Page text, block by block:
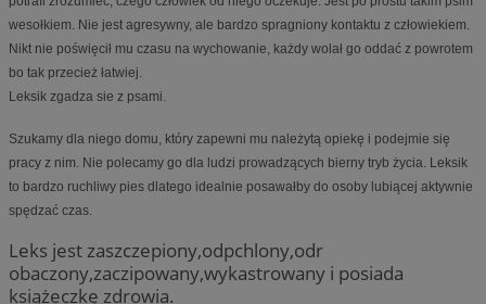
wesołkiem. Nie jest agresywny, ale bardzo spragniony kontaktu z człowiekiem.
Nikt nie poświęcił mu czasu na wychowanie, każdy wolał go oddać z powrotem
bo tak przecież łatwiej.
Leksik zgadza sie z psami.
Szukamy dla niego domu, który zapewni mu należytą opiekę i podejmie się
pracy z nim. Nie polecamy go dla ludzi prowadzących bierny tryb życia. Leksik
to bardzo ruchliwy pies dlatego idealnie posawałby do osoby lubiącej aktywnie
spędzać czas.
Leks jest zaszczepiony,odpchlony,odr
obaczony,zaczipowany,wykastrowany i posiada
książeczkę zdrowia.